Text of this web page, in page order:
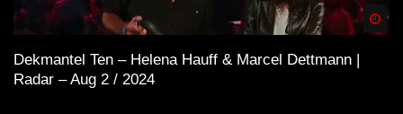
Dekmantel Ten – Helena Hauff & Marcel Dettmann |
Radar – Aug 2 / 2024